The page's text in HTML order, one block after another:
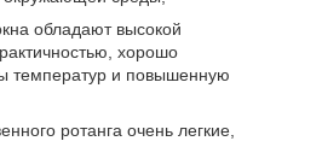
обладают высокой
хорошо
температур и повышенную
ротанга очень легкие,